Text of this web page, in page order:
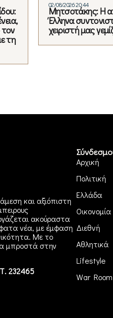
τη
02/08/2026 20:44
Μητσοτάκης: Η
Έλληνα
χειριστή μας
και αξιόπιστη
ακούραστα
νέα, με έμφαση
Με το
μπροστά στην
232465
Αρχική
Πολιτική
Ελλάδα
Οικονομία
Διεθνή
Αθλητικά
Lifestyle
War Room